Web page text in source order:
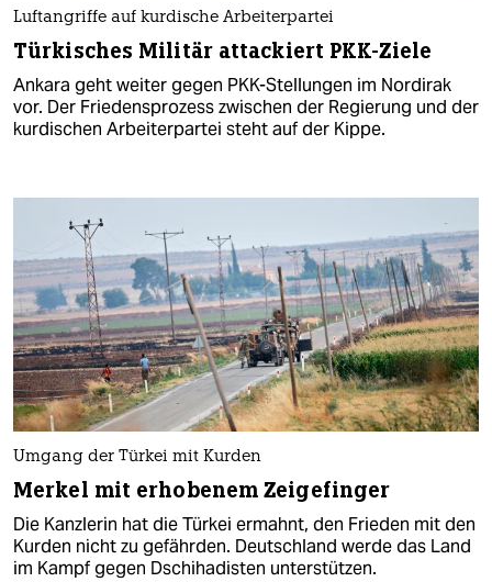
Luftangriffe auf kurdische Arbeiterpartei
Türkisches Militär attackiert PKK-Ziele
Ankara geht weiter gegen PKK-Stellungen im Nordirak
vor. Der Friedensprozess zwischen der Regierung und der
kurdischen Arbeiterpartei steht auf der Kippe.
Umgang der Türkei mit Kurden
Merkel mit erhobenem Zeigefinger
Die Kanzlerin hat die Türkei ermahnt, den Frieden mit den
Kurden nicht zu gefährden. Deutschland werde das Land
im Kampf gegen Dschihadisten unterstützen.